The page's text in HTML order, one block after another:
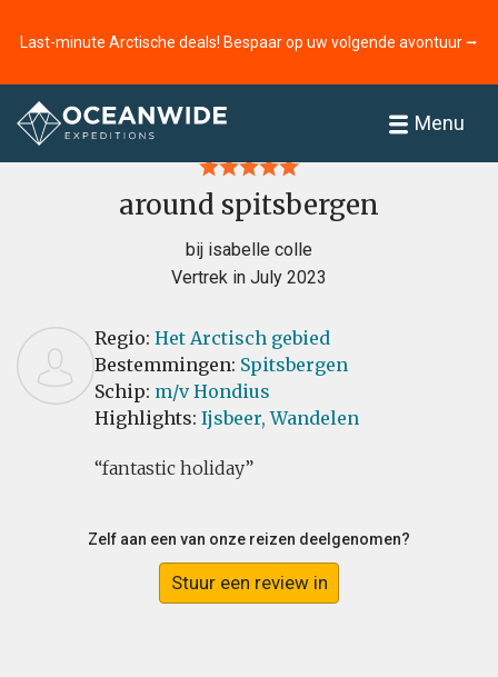
Last-minute Arctische deals! Bespaar op uw volgende avontuur ⭢
Menu
Home
around spitsbergen
bij isabelle colle
Vertrek in July 2023
Regio: Het Arctisch gebied
Bestemmingen: Spitsbergen
Schip: m/v Hondius
Highlights: Ijsbeer, Wandelen
fantastic holiday
Zelf aan een van onze reizen deelgenomen?
Stuur een review in